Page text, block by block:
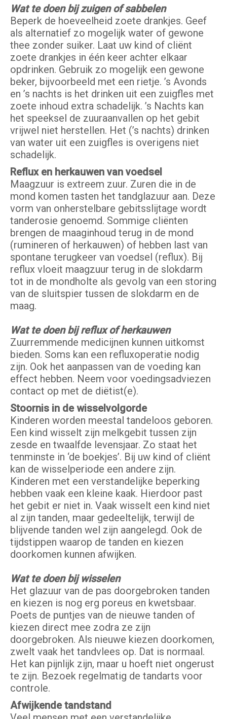
Wat te doen bij zuigen of sabbelen
Beperk de hoeveelheid zoete drankjes. Geef
als alternatief zo mogelijk water of gewone
thee zonder suiker. Laat uw kind of cliënt
zoete drankjes in één keer achter elkaar
opdrinken. Gebruik zo mogelijk een gewone
beker, bijvoorbeeld met een rietje. ’s Avonds
en ’s nachts is het drinken uit een zuigfles met
zoete inhoud extra schadelijk. ’s Nachts kan
het speeksel de zuuraanvallen op het gebit
vrijwel niet herstellen. Het (’s nachts) drinken
van water uit een zuigfles is overigens niet
schadelijk.
Reflux en herkauwen van voedsel
Maagzuur is extreem zuur. Zuren die in de
mond komen tasten het tandglazuur aan. Deze
vorm van onherstelbare gebitsslijtage wordt
tanderosie genoemd. Sommige cliënten
brengen de maaginhoud terug in de mond
(rumineren of herkauwen) of hebben last van
spontane terugkeer van voedsel (reflux). Bij
reflux vloeit maagzuur terug in de slokdarm
tot in de mondholte als gevolg van een storing
van de sluitspier tussen de slokdarm en de
maag.
Wat te doen bij reflux of herkauwen
Zuurremmende medicijnen kunnen uitkomst
bieden. Soms kan een refluxoperatie nodig
zijn. Ook het aanpassen van de voeding kan
effect hebben. Neem voor voedingsadviezen
contact op met de diëtist(e).
Stoornis in de wisselvolgorde
Kinderen worden meestal tandeloos geboren.
Een kind wisselt zijn melkgebit tussen zijn
zesde en twaalfde levensjaar. Zo staat het
tenminste in ‘de boekjes’. Bij uw kind of cliënt
kan de wisselperiode een andere zijn.
Kinderen met een verstandelijke beperking
hebben vaak een kleine kaak. Hierdoor past
het gebit er niet in. Vaak wisselt een kind niet
al zijn tanden, maar gedeeltelijk, terwijl de
blijvende tanden wel zijn aangelegd. Ook de
tijdstippen waarop de tanden en kiezen
doorkomen kunnen afwijken.
Wat te doen bij wisselen
Het glazuur van de pas doorgebroken tanden
en kiezen is nog erg poreus en kwetsbaar.
Poets de puntjes van de nieuwe tanden of
kiezen direct mee zodra ze zijn
doorgebroken. Als nieuwe kiezen doorkomen,
zwelt vaak het tandvlees op. Dat is normaal.
Het kan pijnlijk zijn, maar u hoeft niet ongerust
te zijn. Bezoek regelmatig de tandarts voor
controle.
Afwijkende tandstand